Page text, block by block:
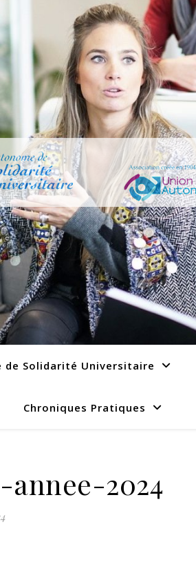
de Solidarité Universitaire
Chroniques Pratiques
2024